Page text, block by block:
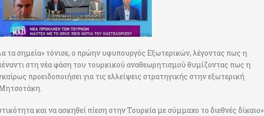
τα σημεία» τόνισε, ο πρώην υφυπουργός Εξωτερικών, λέγοντας πως η
στη νέα φάση του τουρκικού αναθεωρητισμού θυμίζοντας πως η
προειδοποιήσει για τις ελλείψεις στρατηγικής στην εξωτερική
και να ασκηθεί πίεση στην Τουρκία με σύμμαχο το διεθνές δίκαιο»